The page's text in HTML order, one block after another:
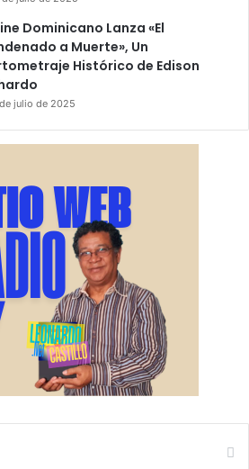
Dominicano Lanza «El
a Muerte», Un
Histórico de Edison
julio de 2025